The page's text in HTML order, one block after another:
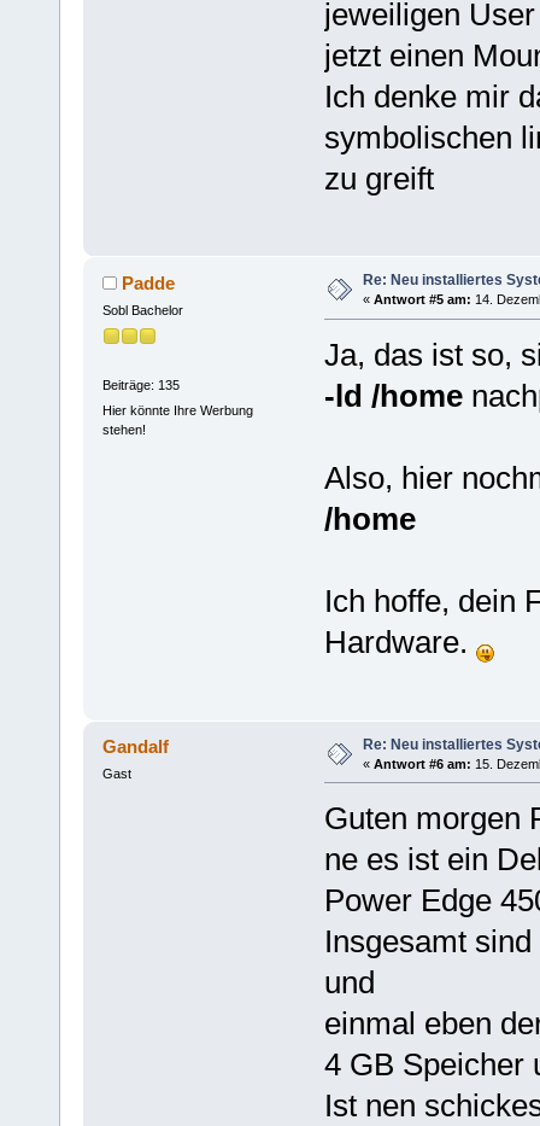
jeweiligen
jetzt einen
Ich denke mir
symbolischen
zu greift
Padde
Sobl Bachelor
Beiträge: 135
Hier könnte Ihre Werbung
stehen!
Re: Neu installiertes
« Antwort #5 am: 14.
Ja, das ist so,
-ld /home
Also, hier
/home
Ich hoffe, dein
Hardware.
Gandalf
Gast
Re: Neu installiertes
« Antwort #6 am: 15.
Guten morgen
ne es ist ein
Power Edge
Insgesamt
und
einmal eben
4 GB Speicher
Ist nen